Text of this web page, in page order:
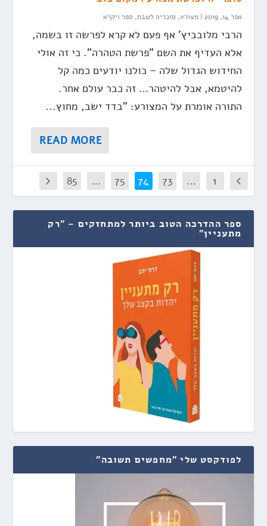
אפר 14, 2019 |מצורע, סוכריה לשבת, ספר ויקרא
הרבי מלובביץ' אף פעם לא קרא לפרשה זו בשמה,
אלא העדיף את השם "פרשת הטהרה". כי זה אולי
החידוש הגדול שלה – כולנו יודעים כמה קל
להיטמא, אבל להיטהר… זה כבר עולם אחר.
התורה אומרת על המצורע: "בדד ישב, מחוץ...
READ MORE
1
…
73
74
75
…
85
ספר ההדרכה הטוב ביותר למתחזקים – "רק
מתעניין"
לפודקסט שלי "מחפשים תשובה"